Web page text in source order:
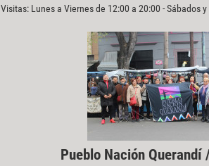
Visitas: Lunes a Viernes de 12:00 a 20:00 - Sábados
Pueblo Nación Querandí